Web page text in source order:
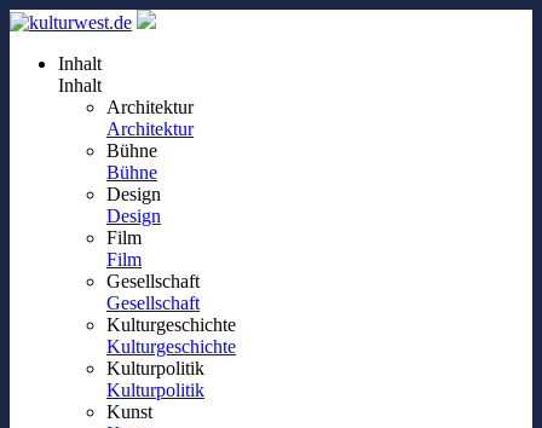
Inhalt
Inhalt
Architektur
Architektur
Bühne
Bühne
Design
Design
Film
Film
Gesellschaft
Gesellschaft
Kulturgeschichte
Kulturgeschichte
Kulturpolitik
Kulturpolitik
Kunst